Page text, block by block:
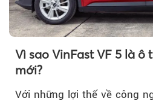
Vì sao VinFast VF 5 là ô
mới?
Với những lợi thế về công